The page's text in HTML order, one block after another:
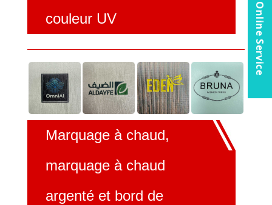
couleur UV
Marquage à chaud,
marquage à chaud
argenté et bord de
Online Service